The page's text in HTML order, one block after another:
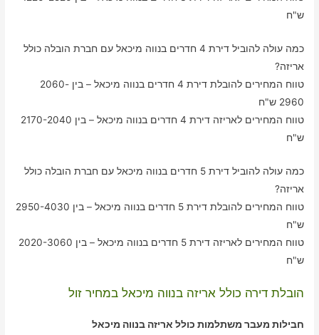
ש"ח
כמה עולה להוביל דירת 4 חדרים בנווה מיכאל עם חברת הובלה כולל
אריזה?
טווח המחירים להובלת דירת 4 חדרים בנווה מיכאל – בין 2060-
2960 ש"ח
טווח המחירים לאריזה דירת 4 חדרים בנווה מיכאל – בין 2170-2040
ש"ח
כמה עולה להוביל דירת 5 חדרים בנווה מיכאל עם חברת הובלה כולל
אריזה?
טווח המחירים להובלת דירת 5 חדרים בנווה מיכאל – בין 2950-4030
ש"ח
טווח המחירים לאריזה דירת 5 חדרים בנווה מיכאל – בין 2020-3060
ש"ח
הובלת דירה כולל אריזה בנווה מיכאל במחיר זול
חבילות מעבר משתלמות כולל אריזה בנווה מיכאל